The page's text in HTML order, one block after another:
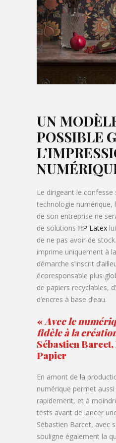
UN
POSSIBLE
Le dirigeant le confesse
technologie numérique,
de son entreprise ne
de solutions HP Latex
de ne pas avoir de
imprime uniquement à
démarche s’inscrit
écoresponsable plus
de papiers recyclables,
d’encres à base d’eau.
«Avec le
fidèle à la
Sébastien Barcet,
Papier
En amont de la
numérique permet
rapidement, et à
tests avant de lancer
Sébastien Barcet, avec
souligne également la